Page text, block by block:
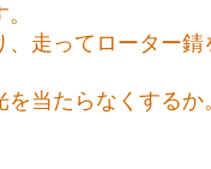
、走ってローター錆
を当たらなくするか